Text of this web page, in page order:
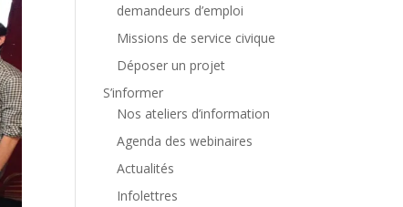
demandeurs d’emploi
Missions de service civique
Déposer un projet
S’informer
Nos ateliers d’information
Agenda des webinaires
Actualités
Infolettres